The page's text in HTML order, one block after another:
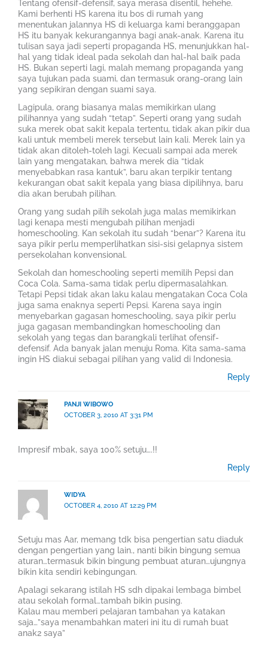
Tentang ofensif-defensif, saya merasa disentil, hehehe.
Kami berhenti HS karena itu bos di rumah yang
menentukan jalannya HS di keluarga kami beranggapan
HS itu banyak kekurangannya bagi anak-anak. Karena itu
tulisan saya jadi seperti propaganda HS, menunjukkan hal-
hal yang tidak ideal pada sekolah dan hal-hal baik pada
HS. Bukan seperti lagi, malah memang propaganda yang
saya tujukan pada suami, dan termasuk orang-orang lain
yang sepikiran dengan suami saya.
Lagipula, orang biasanya malas memikirkan ulang
pilihannya yang sudah “tetap”. Seperti orang yang sudah
suka merek obat sakit kepala tertentu, tidak akan pikir dua
kali untuk membeli merek tersebut lain kali. Merek lain ya
tidak akan ditoleh-toleh lagi. Kecuali sampai ada merek
lain yang mengatakan, bahwa merek dia “tidak
menyebabkan rasa kantuk”, baru akan terpikir tentang
kekurangan obat sakit kepala yang biasa dipilihnya, baru
dia akan berubah pilihan.
Orang yang sudah pilih sekolah juga malas memikirkan
lagi kenapa mesti mengubah pilihan menjadi
homeschooling. Kan sekolah itu sudah “benar”? Karena itu
saya pikir perlu memperlihatkan sisi-sisi gelapnya sistem
persekolahan konvensional.
Sekolah dan homeschooling seperti memilih Pepsi dan
Coca Cola. Sama-sama tidak perlu dipermasalahkan.
Tetapi Pepsi tidak akan laku kalau mengatakan Coca Cola
juga sama enaknya seperti Pepsi. Karena saya ingin
menyebarkan gagasan homeschooling, saya pikir perlu
juga gagasan membandingkan homeschooling dan
sekolah yang tegas dan barangkali terlihat ofensif-
defensif. Ada banyak jalan menuju Roma. Kita sama-sama
ingin HS diakui sebagai pilihan yang valid di Indonesia.
Reply
PANJI WIBOWO
OCTOBER 3, 2010 AT 3:31 PM
Impresif mbak, saya 100% setuju….!!
Reply
WIDYA
OCTOBER 4, 2010 AT 12:29 PM
Setuju mas Aar, memang tdk bisa pengertian satu diaduk
dengan pengertian yang lain., nanti bikin bingung semua
aturan…termasuk bikin bingung pembuat aturan…ujungnya
bikin kita sendiri kebingungan.
Apalagi sekarang istilah HS sdh dipakai lembaga bimbel
atau sekolah formal…tambah bikin pusing.
Kalau mau memberi pelajaran tambahan ya katakan
saja…”saya menambahkan materi ini itu di rumah buat
anak2 saya”